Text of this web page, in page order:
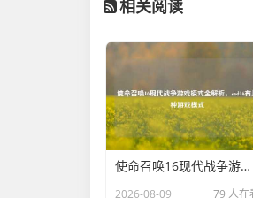
相关阅读
使命召唤16现代战争游戏模式全解析，cod16有几种游戏模式
2026-08-09 79 人在